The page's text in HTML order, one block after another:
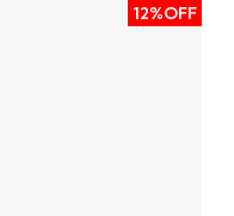
12%OFF